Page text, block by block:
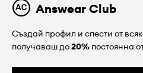
Answear Club
Създай профил и спести от
получаваш до20% постоянна